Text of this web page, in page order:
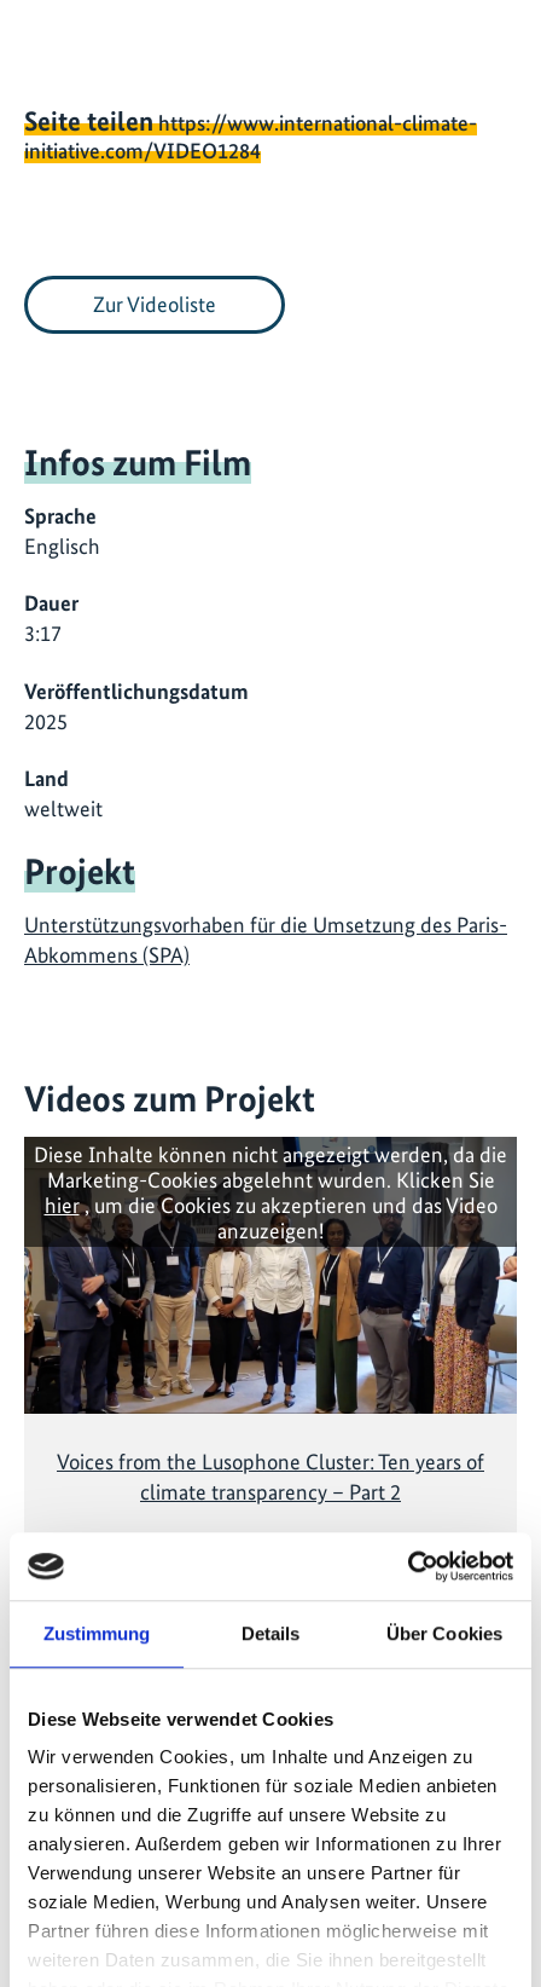
Zustimmung Details Über Cookies
Diese Webseite verwendet Cookies
Wir verwenden Cookies, um Inhalte und Anzeigen zu
personalisieren, Funktionen für soziale Medien anbieten
zu können und die Zugriffe auf unsere Website zu
analysieren. Außerdem geben wir Informationen zu Ihrer
Verwendung unserer Website an unsere Partner für
soziale Medien, Werbung und Analysen weiter. Unsere
Partner führen diese Informationen möglicherweise mit
weiteren Daten zusammen, die Sie ihnen bereitgestellt
Seite teilenhttps://www.international-climate-
initiative.com/VIDEO1284
Zur Videoliste
Infos zum Film
Sprache
Englisch
Dauer
3:17
Veröffentlichungsdatum
2025
Land
weltweit
Projekt
Unterstützungsvorhaben für die Umsetzung des Paris-
Abkommens (SPA)
Videos zum Projekt
Vorherige
Diese Inhalte können nicht angezeigt werden, da die
Marketing-Cookies abgelehnt wurden. Klicken Sie
hier, um die Cookies zu akzeptieren und das Video
anzuzeigen!
Voices from the Lusophone Cluster: Ten years of
climate transparency – Part 2
Publikationen zum Projekt